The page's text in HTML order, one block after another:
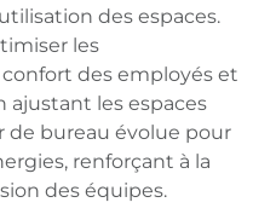
des espaces.
les
des employés et
ajustant les espaces
de bureau évolue pour
renforçant à la
des équipes.